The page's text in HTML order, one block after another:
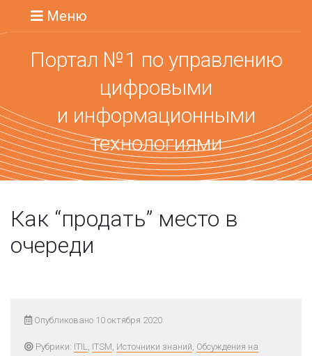
Меню
Портал №1 по управлению
цифровыми
и информационными
технологиями
Как “продать” место в
очереди
Опубликовано 10 октября 2020
Рубрики: ITIL, ITSM, Источники знаний, Обсуждения на